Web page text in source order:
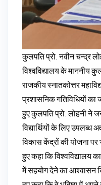
कुलपति प्रो. नवीन चन्द्र
विश्वविद्यालय के माननीय
राजकीय स्नातकोत्तर
प्रशासनिक गतिविधियों
हुए कुलपति प्रो. लोहनी ने
विद्यार्थियों के लिए उपलब्ध
विकास केंद्रों की योजना
हुए कहा कि विश्वविद्यालय
में सहयोग देने का आश्वासन